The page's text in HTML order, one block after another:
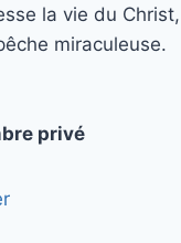
la vie du Christ,
miraculeuse.
privé